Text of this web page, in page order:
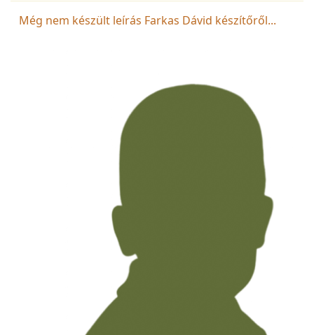
Még nem készült leírás Farkas Dávid készítőről...